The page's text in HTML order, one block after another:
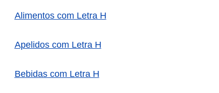
Alimentos com Letra H
Apelidos com Letra H
Bebidas com Letra H